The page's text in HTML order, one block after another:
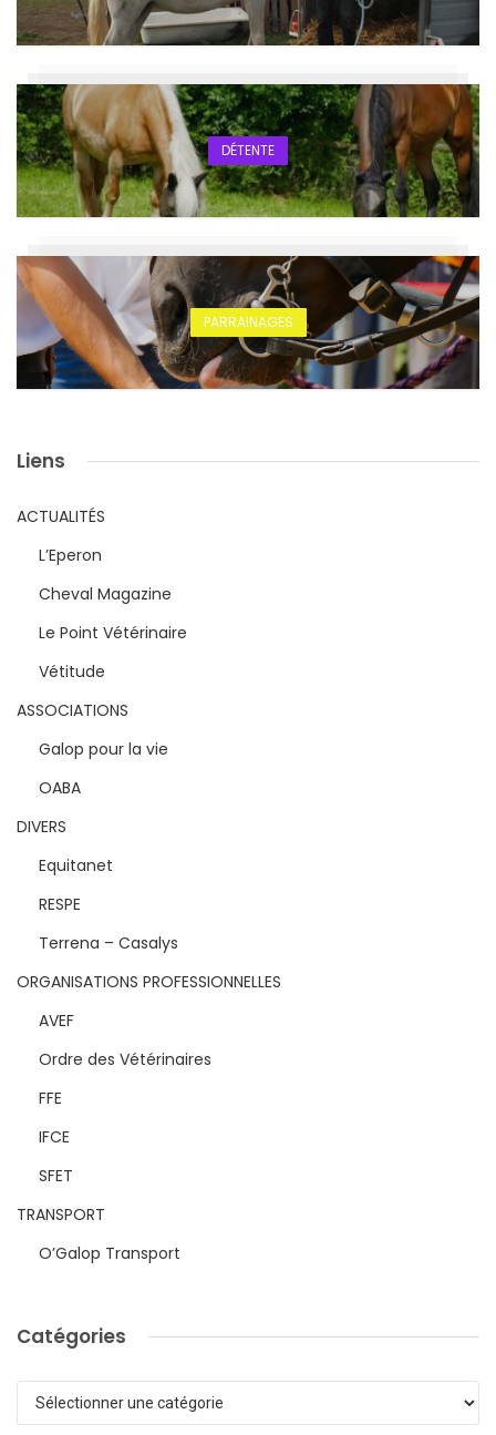
DÉTENTE
PARRAINAGES
Liens
ACTUALITÉS
L’Eperon
Cheval Magazine
Le Point Vétérinaire
Vétitude
ASSOCIATIONS
Galop pour la vie
OABA
DIVERS
Equitanet
RESPE
Terrena – Casalys
ORGANISATIONS PROFESSIONNELLES
AVEF
Ordre des Vétérinaires
FFE
IFCE
SFET
TRANSPORT
O’Galop Transport
Catégories
Catégories